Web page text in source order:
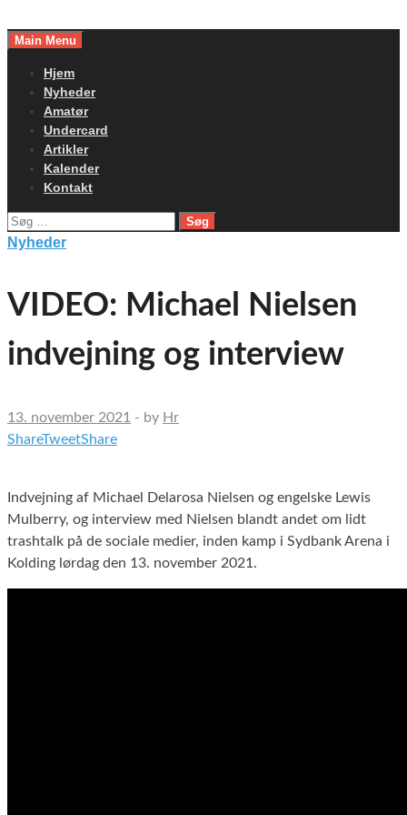
toMain Menu
Hjem
Nyheder
Amatør
Undercard
Artikler
Kalender
Kontakt
Søg
efter:
Nyheder
VIDEO: Michael Nielsen
indvejning og interview
13. november 2021 - by Hr
ShareTweetShare
Indvejning af Michael Delarosa Nielsen og engelske Lewis
Mulberry, og interview med Nielsen blandt andet om lidt
trashtalk på de sociale medier, inden kamp i Sydbank Arena i
Kolding lørdag den 13. november 2021.